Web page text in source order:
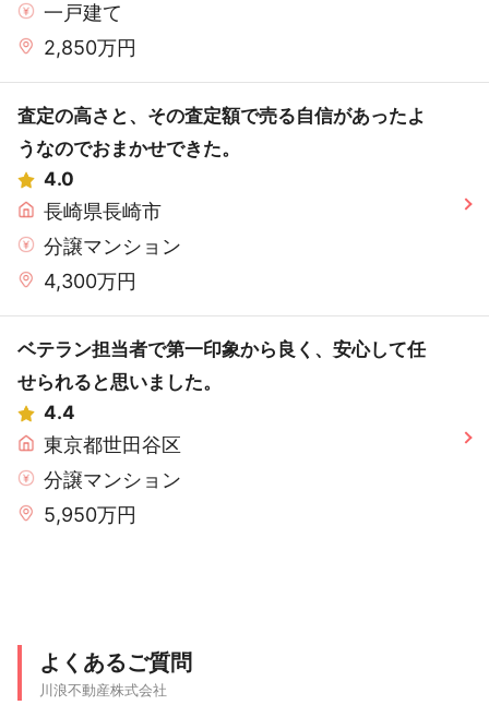
一戸建て
2,850万円
査定の高さと、その査定額で売る自信があったよ
うなのでおまかせできた。
4.0
長崎県長崎市
分譲マンション
4,300万円
ベテラン担当者で第一印象から良く、安心して任
せられると思いました。
4.4
東京都世田谷区
分譲マンション
5,950万円
よくあるご質問
川浪不動産株式会社